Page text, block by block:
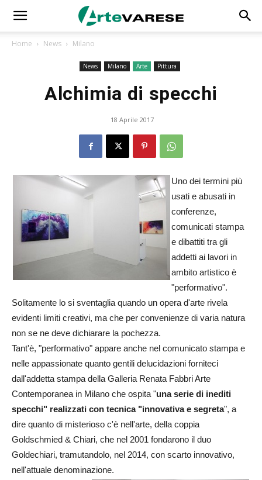
Home News Milano
News Milano Arte Pittura
Alchimia di specchi
18 Aprile 2017
Uno dei termini più
usati e abusati in
conferenze,
comunicati stampa
e dibattiti tra gli
addetti ai lavori in
ambito artistico è
"performativo".
Solitamente lo si sventaglia quando un opera d'arte rivela
evidenti limiti creativi, ma che per convenienze di varia natura
non se ne deve dichiarare la pochezza.
Tant'è, "performativo" appare anche nel comunicato stampa e
nelle appassionate quanto gentili delucidazioni forniteci
dall'addetta stampa della Galleria Renata Fabbri Arte
Contemporanea in Milano che ospita "una serie di inediti
specchi" realizzati con tecnica "innovativa e segreta", a
dire quanto di misterioso c'è nell'arte, della coppia
Goldschmied & Chiari, che nel 2001 fondarono il duo
Goldechiari, tramutandolo, nel 2014, con scarto innovativo,
nell'attuale denominazione.